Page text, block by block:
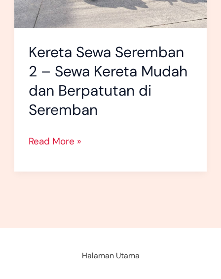
Kereta Sewa Seremban
2 – Sewa Kereta Mudah
dan Berpatutan di
Seremban
dan
Berpatutan
Seremban
Read More »
Halaman Utama